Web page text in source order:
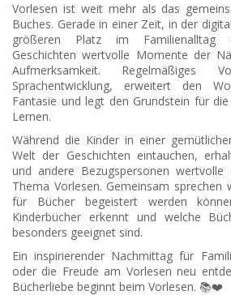
Vorlesen ist weit mehr als das
Buches. Gerade in einer Zeit, in der
größeren Platz im Familienalltag
Geschichten wertvolle Momente der
Aufmerksamkeit. Regelmäßiges
Sprachentwicklung, erweitert den
Fantasie und legt den Grundstein für
Lernen.
Während die Kinder in einer
Welt der Geschichten eintauchen,
und andere Bezugspersonen
Thema Vorlesen. Gemeinsam sprechen
für Bücher begeistert werden
Kinderbücher erkennt und welche
besonders geeignet sind.
Ein inspirierender Nachmittag für
oder die Freude am Vorlesen neu
Bücherliebe beginnt beim Vorlesen. 📚❤️